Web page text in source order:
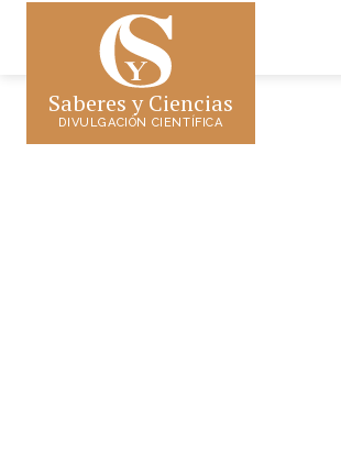
Saberes y Ciencias
DIVULGACIÓN CIENTÍFICA